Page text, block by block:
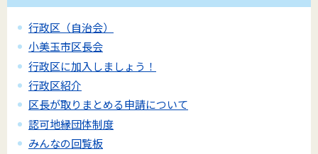
行政区（自治会）
小美玉市区長会
行政区に加入しましょう！
行政区紹介
区長が取りまとめる申請について
認可地縁団体制度
みんなの回覧板